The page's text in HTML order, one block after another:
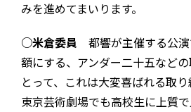
みを進めてまいります。
○米倉委員 都響が主催する公
額にする、アンダー二十五など
とって、これは大変喜ばれる取り
東京芸術劇場でも高校生に上質